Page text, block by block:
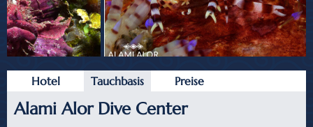
Hotel Tauchbasis Preise
Alami Alor Dive Center